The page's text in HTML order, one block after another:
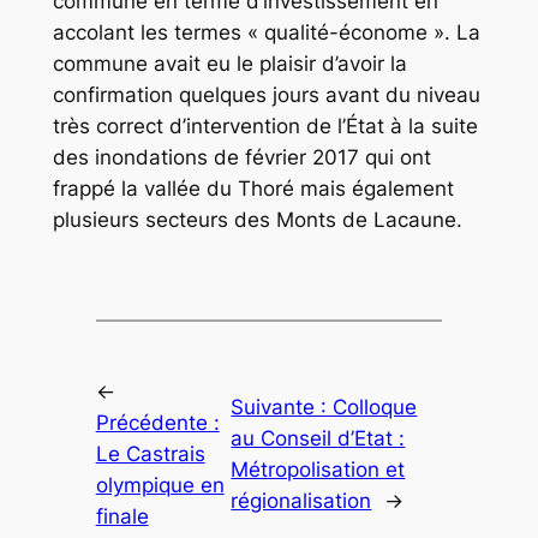
accolant les termes « qualité-économe ». La
commune avait eu le plaisir d’avoir la
confirmation quelques jours avant du niveau
très correct d’intervention de l’État à la suite
des inondations de février 2017 qui ont
frappé la vallée du Thoré mais également
plusieurs secteurs des Monts de Lacaune.
←
Précédente :
Le Castrais
olympique en
finale
Suivante : Colloque
au Conseil d’Etat :
Métropolisation et
régionalisation
→